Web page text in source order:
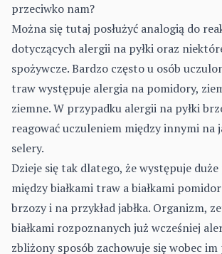
przeciwko nam?
Można się tutaj posłużyć analogią do
dotyczących alergii na pyłki oraz
spożywcze. Bardzo często u osób
traw występuje alergia na pomidory,
ziemne. W przypadku alergii na pyłki
reagować uczuleniem między innymi na
selery.
Dzieje się tak dlatego, że występuje
między białkami traw a białkami
brzozy i na przykład jabłka. Organizm,
białkami rozpoznanych już wcześniej
zbliżony sposób zachowuje się wobec